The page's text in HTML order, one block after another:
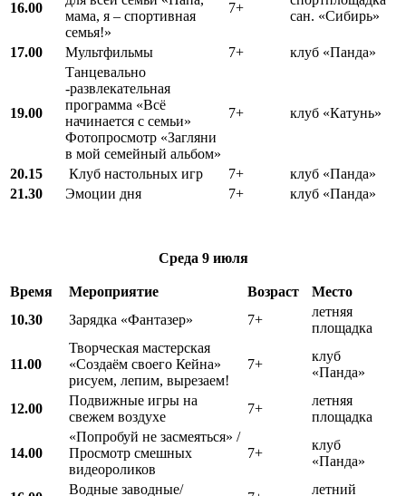
16.00
мама, я – спортивная
семья!»
7+
сан. «Сибирь»
17.00 Мультфильмы 7+ клуб «Панда»
19.00
Танцевально
-развлекательная
программа «Всё
начинается с семьи»
Фотопросмотр «Загляни
в мой семейный альбом»
7+ клуб «Катунь»
20.15 Клуб настольных игр 7+
клуб «Панда»
21.30
Эмоции дня 7+ клуб «Панда»
Среда 9 июля
Время Мероприятие Возраст
Место
10.30
Зарядка «Фантазер» 7+
летняя
площадка
11.00
Творческая мастерская
«Создаём своего Кейна»
рисуем, лепим, вырезаем!
7+
клуб
«Панда»
12.00
Подвижные игры на
свежем воздухе
7+
летняя
площадка
14.00
«Попробуй не засмеяться» /
Просмотр смешных
видеороликов
7+
клуб
«Панда»
Водные заводные/
летний